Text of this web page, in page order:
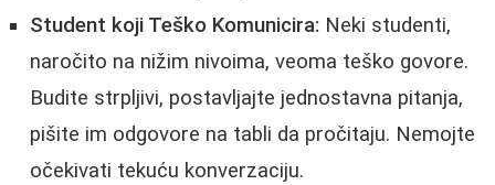
Student koji Teško Komunicira: Neki studenti,
naročito na nižim nivoima, veoma teško govore.
Budite strpljivi, postavljajte jednostavna pitanja,
pišite im odgovore na tabli da pročitaju. Nemojte
očekivati tekuću konverzaciju.